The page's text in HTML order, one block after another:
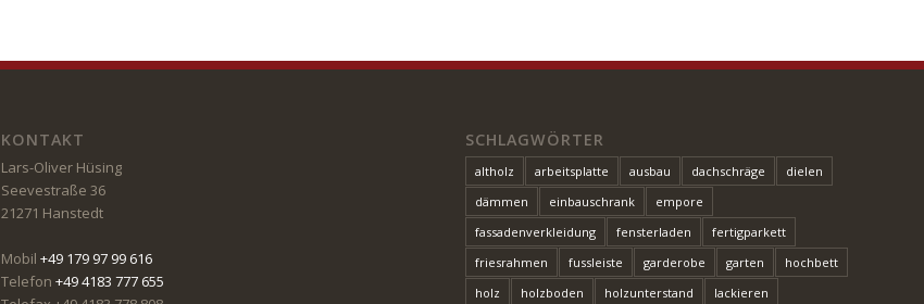
KONTAKT
Lars-Oliver Hüsing
Seevestraße 36
21271 Hanstedt
Mobil +49 179 97 99 616
Telefon +49 4183 777 655
SCHLAGWÖRTER
altholz arbeitsplatte ausbau dachschräge
dielen
dämmen
einbauschrank
empore
fassadenverkleidung
fensterladen
fertigparkett
friesrahmen
fussleiste garderobe garten
hochbett
holz
holzboden holzunterstand lackieren